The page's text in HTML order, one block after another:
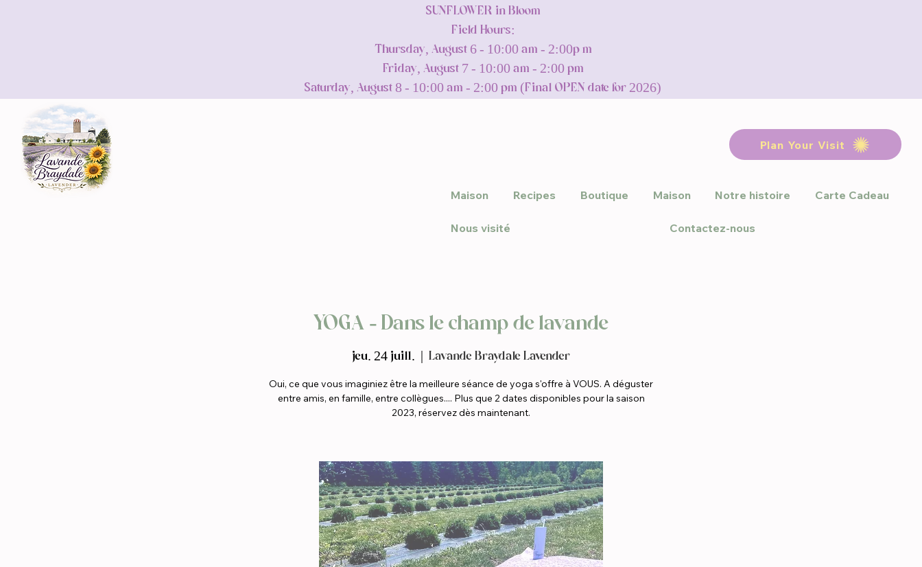
SUNFLOWER in Bloom
Field Hours:
Thursday, August 6 - 10:00 am - 2:00p m
Friday, August 7 - 10:00 am - 2:00 pm
Saturday, August 8 - 10:00 am - 2:00 pm (Final OPEN date for 2026)
Plan Your Visit
Maison Recipes Boutique Maison Notre histoire Carte Cadeau
Nous visité Contactez-nous
YOGA - Dans le champ de lavande
jeu. 24 juill. Lavande Braydale Lavender
Oui, ce que vous imaginiez être la meilleure séance de yoga s'offre à VOUS. A déguster
entre amis, en famille, entre collègues.... Plus que 2 dates disponibles pour la saison
2023, réservez dès maintenant.